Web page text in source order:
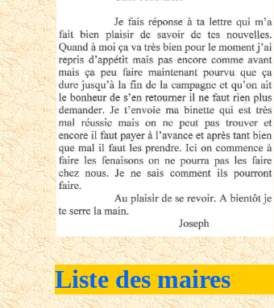
Liste des maires